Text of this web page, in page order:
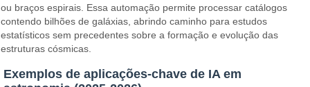
ou braços espirais. Essa automação permite processar catálogos
contendo bilhões de galáxias, abrindo caminho para estudos
estatísticos sem precedentes sobre a formação e evolução das
estruturas cósmicas.
Exemplos de aplicações-chave de IA em